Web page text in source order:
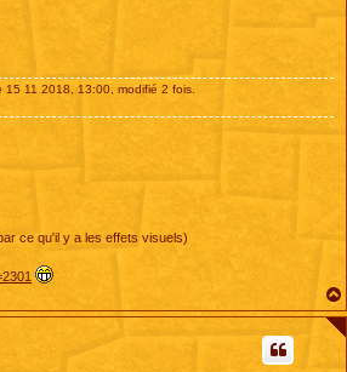
15 11 2018, 13:00, modifié 2 fois.
ce qu'il y a les effets visuels)